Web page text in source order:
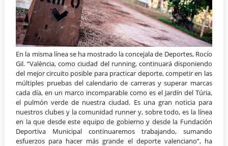
En la misma línea se ha mostrado la concejala de Deportes, Rocío
Gil. “València, como ciudad del running, continuará disponiendo
del mejor circuito posible para practicar deporte, competir en las
múltiples pruebas del calendario de carreras y superar marcas
cada día, en un marco incomparable como es el Jardín del Túria,
el pulmón verde de nuestra ciudad. Es una gran noticia para
nuestros clubes y la comunidad runner y, sobre todo, es la línea
en la que desde este equipo de gobierno y desde la Fundación
Deportiva Municipal continuaremos trabajando, sumando
esfuerzos para hacer más grande el deporte valenciano”, ha